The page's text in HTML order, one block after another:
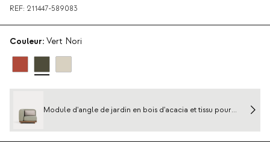
REF: 211447-589083
Couleur: Vert Nori
Module d'angle de jardin en bois d'acacia et tissu pour